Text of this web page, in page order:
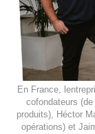
En France,
cofondateurs
produits), Héctor
opérations) et